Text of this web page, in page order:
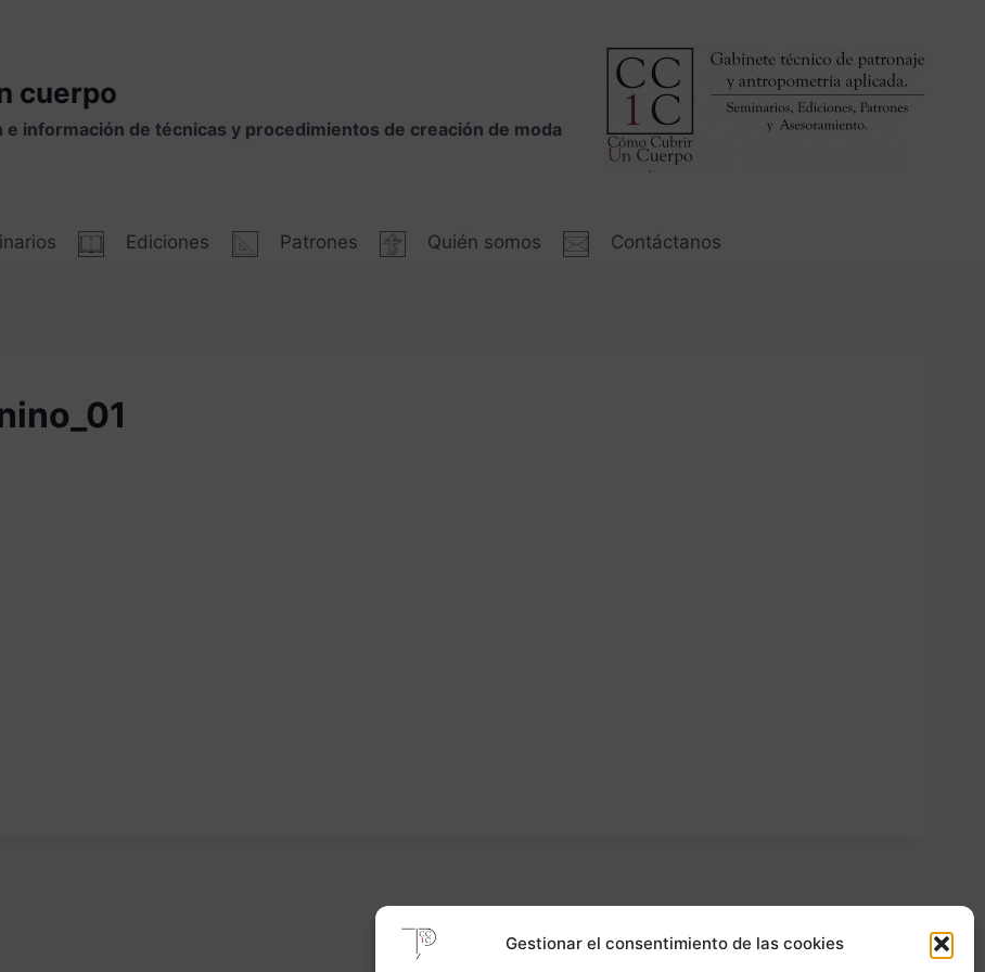
Gestionar el consentimiento de las cookies
cuerpo
e información de técnicas y procedimientos de creación de moda
Ediciones Patrones Quién somos Contáctanos
Carrer Provença, 183